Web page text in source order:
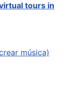
tours in
música)